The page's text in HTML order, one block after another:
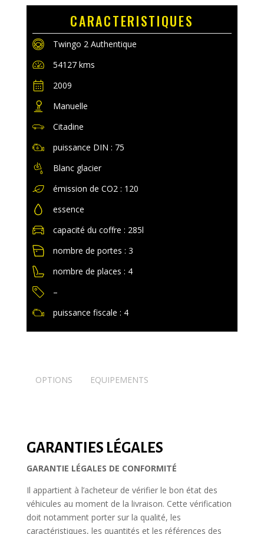
CARACTERISTIQUES
Twingo 2 Authentique
54127 kms
2009
Manuelle
Citadine
puissance DIN : 75
Blanc glacier
émission de CO2 : 120
essence
capacité du coffre : 285l
nombre de portes : 3
nombre de places : 4
–
puissance fiscale : 4
OPTIONS EQUIPEMENTS
GARANTIES LÉGALES
GARANTIE LÉGALES DE CONFORMITÉ
Il appartient à l’acheteur de vérifier le bon état des
véhicules au moment de la livraison. Cette vérification
doit notamment porter sur la qualité, les
caractéristiques, les quantités et les références des